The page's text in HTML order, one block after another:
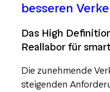
besseren
Das High
Reallabor für
Die zunehmende
steigenden